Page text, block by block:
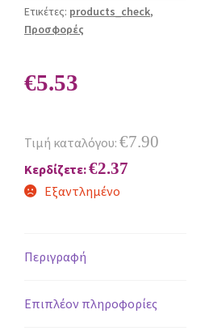
Ετικέτες: products_check,
Προσφορές
€5.53
Τιμή καταλόγου: €7.90
Κερδίζετε:€2.37
Εξαντλημένο
Περιγραφή
Επιπλέον πληροφορίες